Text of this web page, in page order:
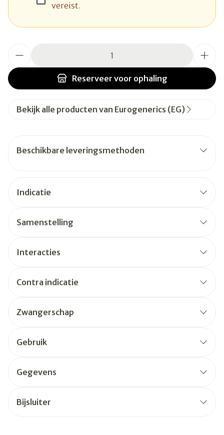
vereist.
Reserveer voor ophaling
Bekijk alle producten van Eurogenerics (EG)
Beschikbare leveringsmethoden
Indicatie
Samenstelling
Interacties
Contra indicatie
Zwangerschap
Gebruik
Gegevens
Bijsluiter